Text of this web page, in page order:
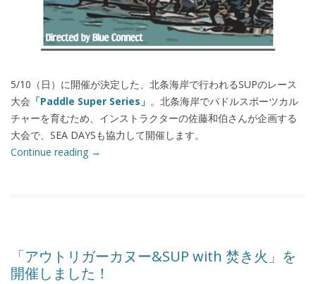
5/10（日）に開催が決定した、北条海岸で行われるSUPのレース
大会 「Paddle Super Series」 。北条海岸でパドルスポーツカル
チャーを育むため、インストラクターの佐藤和伯さんが企画する
大会で、SEA DAYSも協力して開催します。
Continue reading →
「アウトリガーカヌー&SUP with 焚き火」を
開催しました！